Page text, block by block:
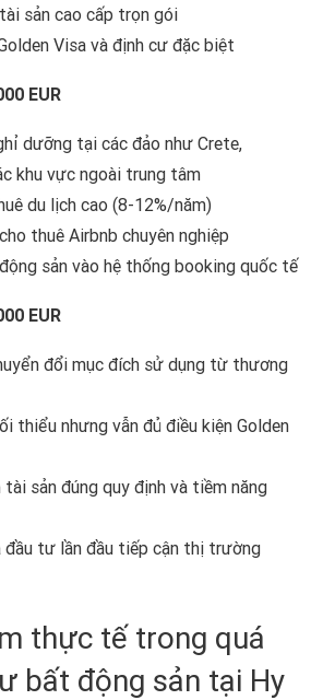
sản cao cấp trọn gói
Visa và định cư đặc biệt
EUR
dưỡng tại các đảo như Crete,
khu vực ngoài trung tâm
du lịch cao (8-12%/năm)
thuê Airbnb chuyên nghiệp
sản vào hệ thống booking quốc tế
EUR
đổi mục đích sử dụng từ thương
thiểu nhưng vẫn đủ điều kiện Golden
sản đúng quy định và tiềm năng
đầu tư lần đầu tiếp cận thị trường
thực tế trong quá
bất động sản tại Hy